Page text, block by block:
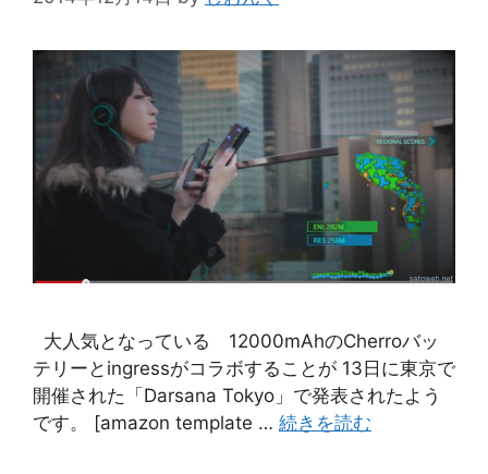
大人気となっている 12000mAhのCherroバッ
テリーとingressがコラボすることが 13日に東京で
開催された「Darsana Tokyo」で発表されたよう
です。 [amazon template … 続きを読む